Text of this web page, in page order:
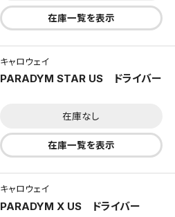
在庫一覧を表示
キャロウェイ
PARADYM STAR US ドライバー
在庫なし
在庫一覧を表示
キャロウェイ
PARADYM X US ドライバー